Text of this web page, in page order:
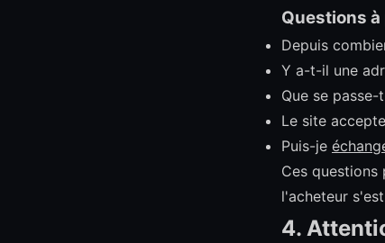
Questions
Depuis
Y a-t-il une
Que se
Le site
Puis-je
Ces questions
l'acheteur
4.